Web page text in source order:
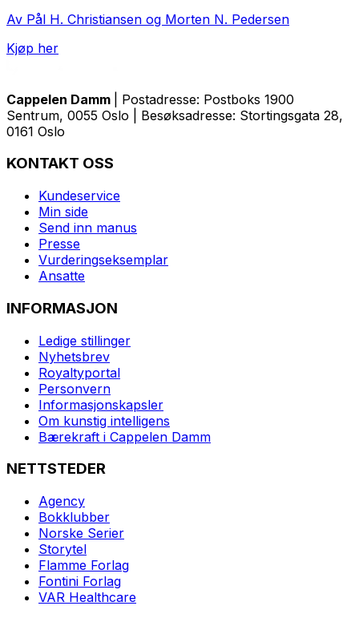
Av Pål H. Christiansen og Morten N. Pedersen
Kjøp her
Cappelen Damm
| Postadresse: Postboks 1900
Sentrum, 0055 Oslo | Besøksadresse: Stortingsgata 28,
0161 Oslo
KONTAKT OSS
Kundeservice
Min side
Send inn manus
Presse
Vurderingseksemplar
Ansatte
INFORMASJON
Ledige stillinger
Nyhetsbrev
Royaltyportal
Personvern
Informasjonskapsler
Om kunstig intelligens
Bærekraft i Cappelen Damm
NETTSTEDER
Agency
Bokklubber
Norske Serier
Storytel
Flamme Forlag
Fontini Forlag
VAR Healthcare